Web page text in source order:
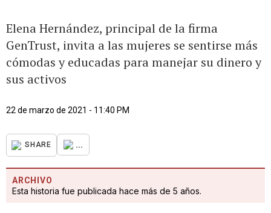
Elena Hernández, principal de la firma
GenTrust, invita a las mujeres se sentirse más
cómodas y educadas para manejar su dinero y
sus activos
22 de marzo de 2021 - 11:40 PM
SHARE ...
ARCHIVO
Esta historia fue publicada hace más de 5 años.